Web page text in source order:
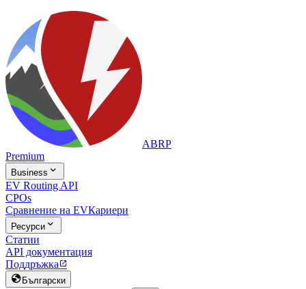
ABRP
Premium
Business 
EV Routing API
CPOs
Сравнение на EVКариери
Ресурси 
Статии
API документация
Поддръжка 
 Български